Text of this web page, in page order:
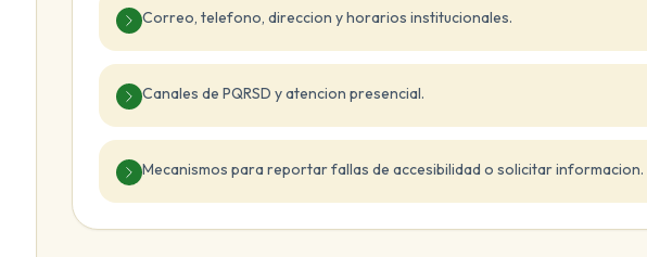
Correo, telefono, direccion y horarios institucionales.
Canales de PQRSD y atencion presencial.
Mecanismos para reportar fallas de accesibilidad o solicitar informacion.